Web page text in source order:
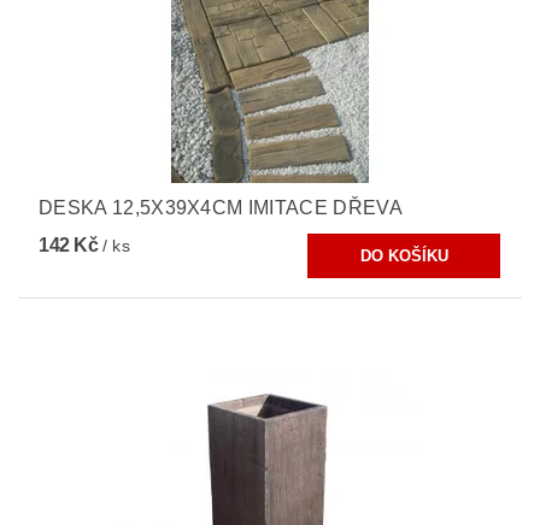
DESKA 12,5X39X4CM IMITACE DŘEVA
142 Kč/ ks